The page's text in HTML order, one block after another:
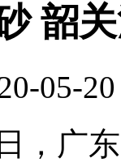
韶
05-
，广